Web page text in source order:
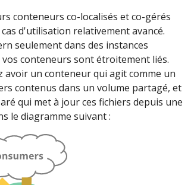
conteneurs co-localisés et co-gérés
d'utilisation relativement avancé.
seulement dans des instances
vos conteneurs sont étroitement liés.
avoir un conteneur qui agit comme un
contenus dans un volume partagé, et
qui met à jour ces fichiers depuis une
le diagramme suivant :